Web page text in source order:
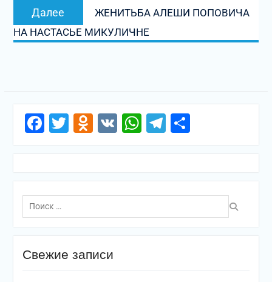
Далее
запись:
ЖЕНИТЬБА АЛЕШИ ПОПОВИЧА
НА НАСТАСЬЕ МИКУЛИЧНЕ
Facebook
Twitter
Odnoklassniki
VK WhatsApp
Telegram
Поиск
по:
Свежие записи